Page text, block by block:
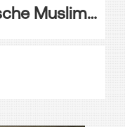
BPA-017975: Ägyptische Muslima auf Esel